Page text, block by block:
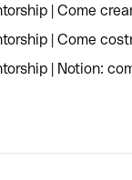
| Come
| Come
| Notion: